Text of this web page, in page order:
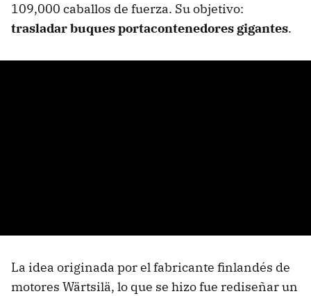
109,000 caballos de fuerza. Su objetivo:
trasladarbuques portacontenedores gigantes.
La idea originada por el fabricante finlandés de
motores Wärtsilä, lo que se hizo fue rediseñar un